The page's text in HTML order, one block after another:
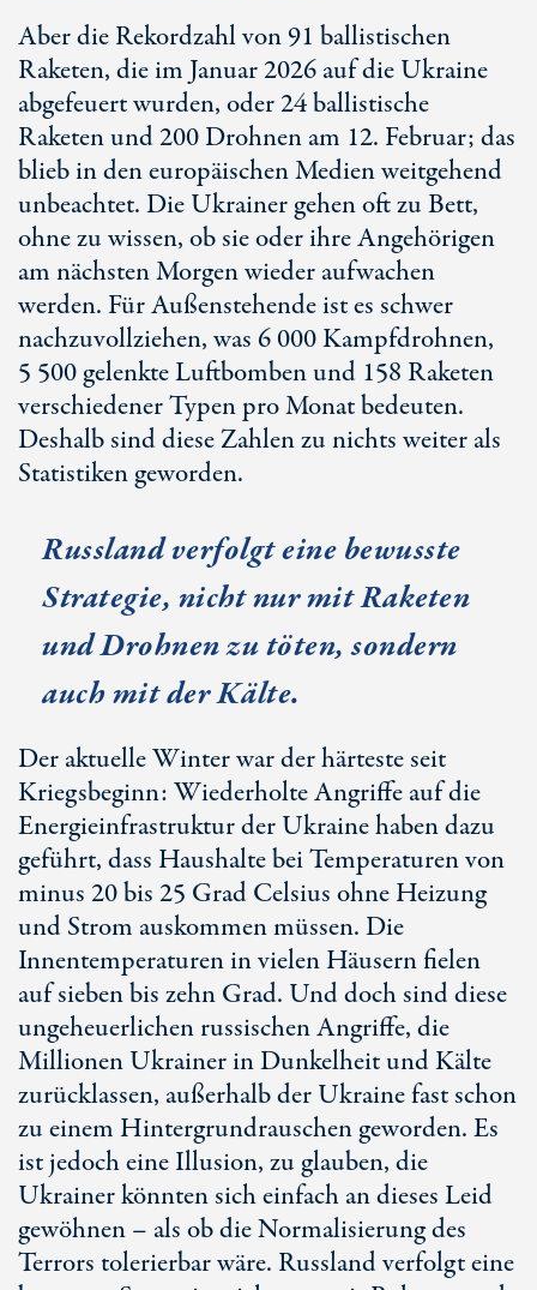
Aber die Rekordzahl von 91 ballistischen
Raketen, die im Januar 2026 auf die Ukraine
abgefeuert wurden, oder 24 ballistische
Raketen und 200 Drohnen am 12. Februar; das
blieb in den europäischen Medien weitgehend
unbeachtet. Die Ukrainer gehen oft zu Bett,
ohne zu wissen, ob sie oder ihre Angehörigen
am nächsten Morgen wieder aufwachen
werden. Für Außenstehende ist es schwer
nachzuvollziehen, was 6 000 Kampfdrohnen,
5 500 gelenkte Luftbomben und 158 Raketen
verschiedener Typen pro Monat bedeuten.
Deshalb sind diese Zahlen zu nichts weiter als
Statistiken geworden.
Russland verfolgt eine bewusste
Strategie, nicht nur mit Raketen
und Drohnen zu töten, sondern
auch mit der Kälte.
Der aktuelle Winter war der härteste seit
Kriegsbeginn: Wiederholte Angriffe auf die
Energieinfrastruktur der Ukraine haben dazu
geführt, dass Haushalte bei Temperaturen von
minus 20 bis 25 Grad Celsius ohne Heizung
und Strom auskommen müssen. Die
Innentemperaturen in vielen Häusern fielen
auf sieben bis zehn Grad. Und doch sind diese
ungeheuerlichen russischen Angriffe, die
Millionen Ukrainer in Dunkelheit und Kälte
zurücklassen, außerhalb der Ukraine fast schon
zu einem Hintergrundrauschen geworden. Es
ist jedoch eine Illusion, zu glauben, die
Ukrainer könnten sich einfach an dieses Leid
gewöhnen – als ob die Normalisierung des
Terrors tolerierbar wäre. Russland verfolgt eine